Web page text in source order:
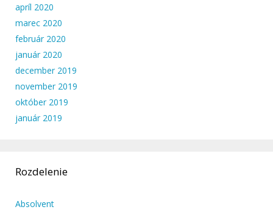
apríl 2020
marec 2020
február 2020
január 2020
december 2019
november 2019
október 2019
január 2019
Rozdelenie
Absolvent